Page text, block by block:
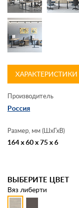
ХАРАКТЕРИСТИКИ
Производитель
Россия
Размер, мм (ШхГхВ)
164 x 60 x 75 x 6
ВЫБЕРИТЕ ЦВЕТ
Вяз либерти